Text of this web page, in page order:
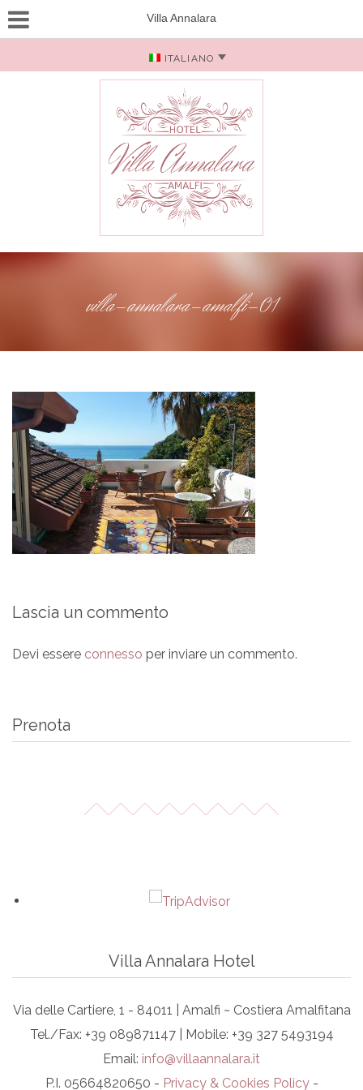
Villa Annalara
ITALIANO
villa-annalara-amalfi-01
Lascia un commento
Devi essere connesso per inviare un commento.
Prenota
Villa Annalara Hotel
Via delle Cartiere, 1 - 84011 | Amalfi ~ Costiera Amalfitana
Tel./Fax: +39 089871147 | Mobile: +39 327 5493194
Email: info@villaannalara.it
P.I. 05664820650 - Privacy & Cookies Policy-